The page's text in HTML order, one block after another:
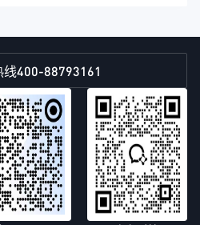
线400-88793161